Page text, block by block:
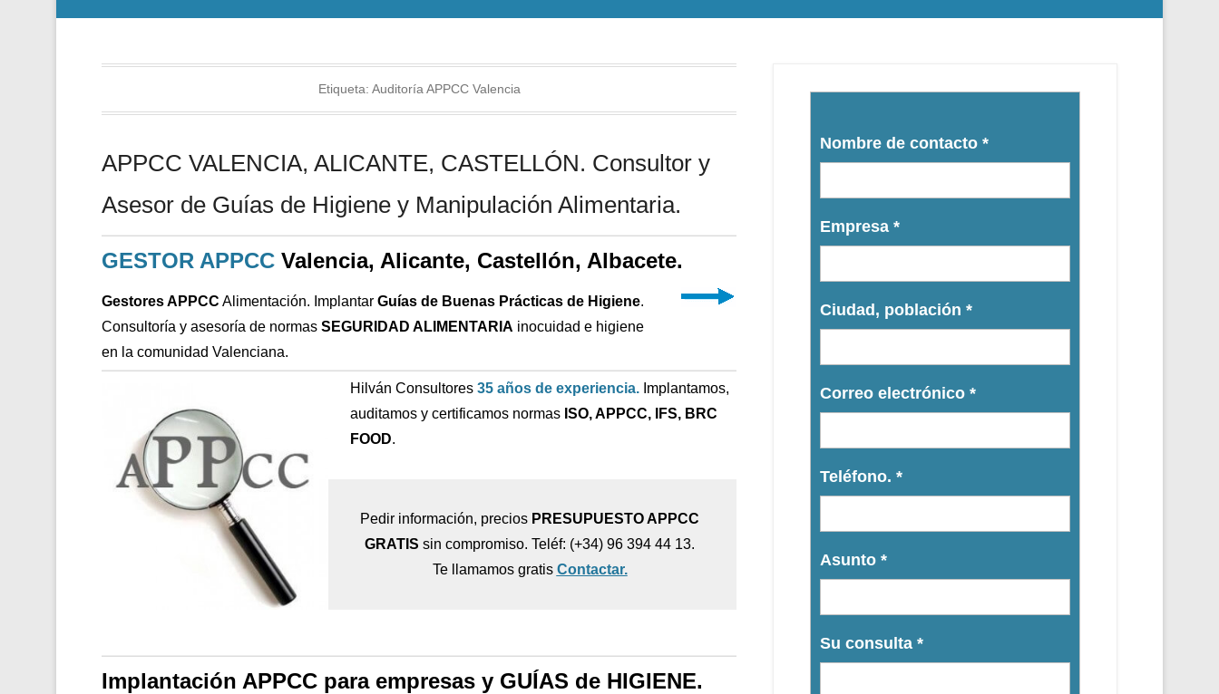
Etiqueta: Auditoría APPCC Valencia
APPCC VALENCIA, ALICANTE, CASTELLÓN. Consultor y
Asesor de Guías de Higiene y Manipulación Alimentaria.
GESTOR APPCC Valencia, Alicante, Castellón, Albacete.
Gestores APPCC Alimentación. Implantar Guías de Buenas Prácticas de Higiene.
Consultoría y asesoría de normas SEGURIDAD ALIMENTARIA inocuidad e higiene
en la comunidad Valenciana.
Hilván Consultores 35 años de experiencia. Implantamos,
auditamos y certificamos normas ISO, APPCC, IFS, BRC
FOOD.
Pedir información, precios PRESUPUESTO APPCC
GRATIS sin compromiso. Teléf: (+34) 96 394 44 13.
Te llamamos gratis Contactar.
Implantación APPCC para empresas y GUÍAS de HIGIENE.
Nombre de contacto *
Empresa *
Ciudad, población *
Correo electrónico *
Teléfono. *
Asunto *
Su consulta *